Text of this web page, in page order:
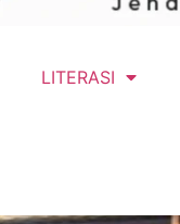
LITERASI